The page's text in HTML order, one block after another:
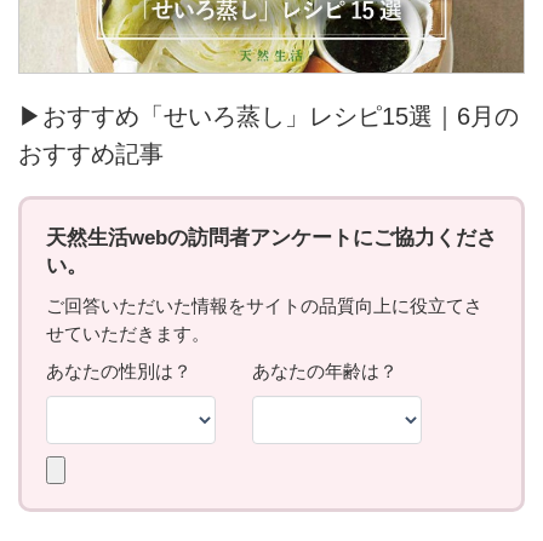
▶おすすめ「せいろ蒸し」レシピ15選｜6月の
おすすめ記事